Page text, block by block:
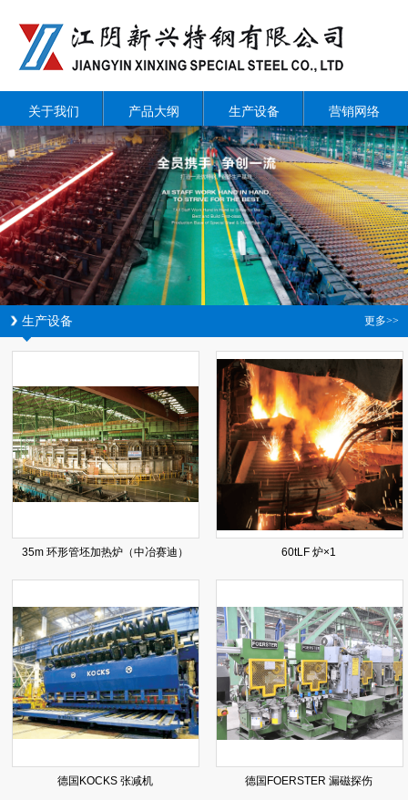
关于我们 产品大纲 生产设备 营销网络
更多>>
生产设备
35m 环形管坯加热炉（中冶赛迪） 60tLF 炉×1
德国KOCKS 张减机 德国FOERSTER 漏磁探伤